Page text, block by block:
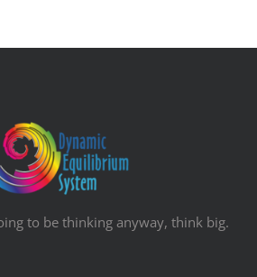
to be thinking anyway, think big.